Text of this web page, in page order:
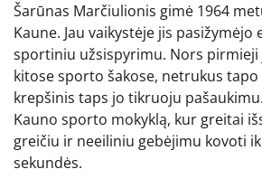
Šarūnas Marčiulionis gimė 1964
Kaune. Jau vaikystėje jis
sportiniu užsispyrimu. Nors pirmieji
kitose sporto šakose, netrukus
krepšinis taps jo tikruoju
Kauno sporto mokyklą, kur greitai
greičiu ir neeiliniu gebėjimu kovoti
sekundės.